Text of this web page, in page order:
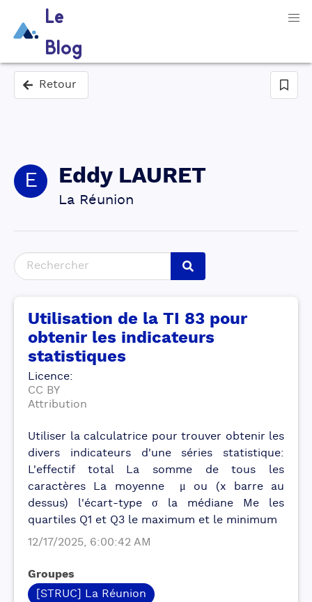
Le
Blog
Retour
E Eddy LAURET
La Réunion
Utilisation de la TI 83 pour
obtenir les indicateurs
statistiques
Licence:
CC BY
Attribution
Utiliser la calculatrice pour trouver obtenir les
divers indicateurs d'une séries statistique:
L'effectif total La somme de tous les
caractères La moyenne μ ou (x barre au
dessus) l'écart-type σ la médiane Me les
quartiles Q1 et Q3 le maximum et le minimum
12/17/2025, 6:00:42 AM
Groupes
[STRUC] La Réunion